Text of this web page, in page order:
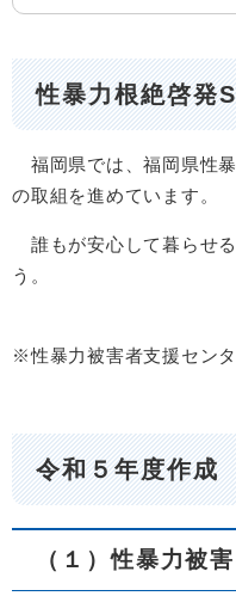
性暴力根絶啓発
福岡県では、福岡県性
の取組を進めています。
誰もが安心して暮らせ
う。
※性暴力被害者支援セン
令和５年度作成
（１）性暴力被